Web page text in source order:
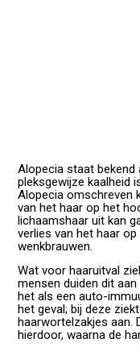
Alopecia staat bekend
pleksgewijze kaalheid
Alopecia omschreven
van het haar op het
lichaamshaar uit kan
verlies van het haar
wenkbrauwen.
Wat voor haaruitval
mensen duiden dit
het als een auto-
het geval; bij deze
haarwortelzakjes aan.
hierdoor, waarna de